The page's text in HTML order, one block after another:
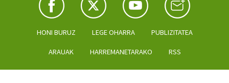
HONI BURUZ LEGE OHARRA PUBLIZITATEA
ARAUAK HARREMANETARAKO RSS